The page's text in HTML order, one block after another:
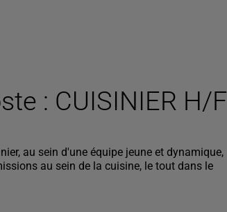
: CUISINIER H/F
au sein d'une équipe jeune et dynamique,
au sein de la cuisine, le tout dans le